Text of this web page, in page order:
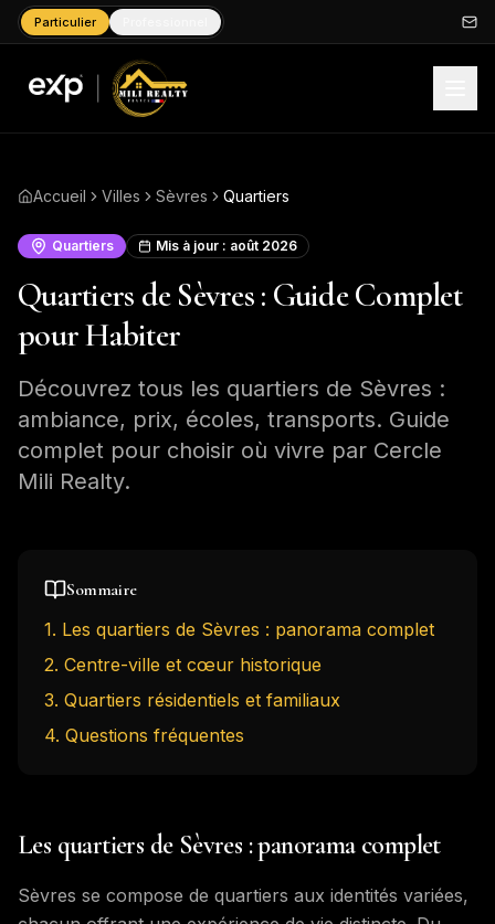
Particulier
Accueil Villes Sèvres Quartiers
Quartiers Mis à jour : août 2026
Quartiers de Sèvres : Guide Complet
pour Habiter
Découvrez tous les quartiers de Sèvres :
ambiance, prix, écoles, transports. Guide
complet pour choisir où vivre par Cercle
Mili Realty.
Sommaire
1. Les quartiers de Sèvres : panorama complet
2. Centre-ville et cœur historique
3. Quartiers résidentiels et familiaux
4. Questions fréquentes
Les quartiers de Sèvres : panorama complet
Sèvres se compose de quartiers aux identités variées,